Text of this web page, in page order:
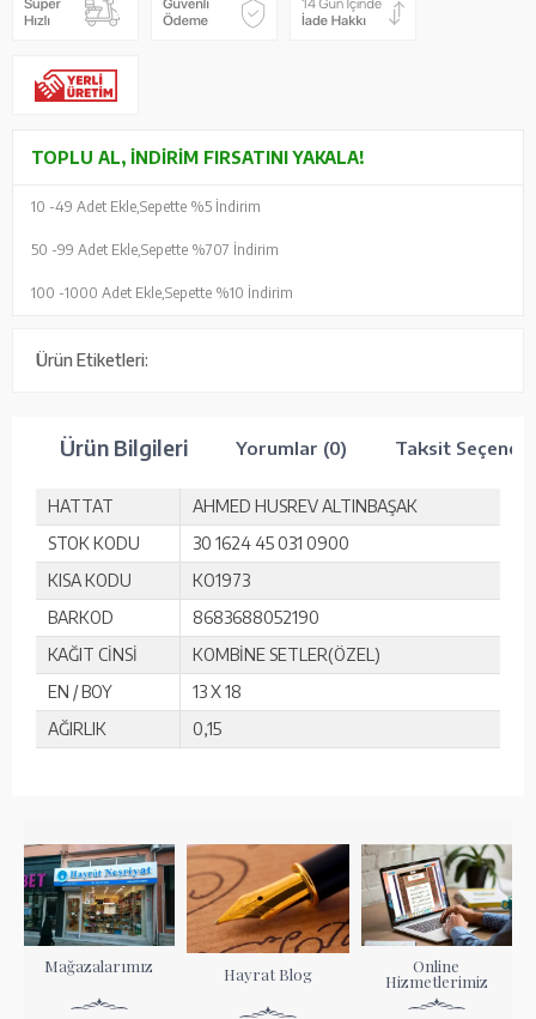
TOPLU AL, İNDIRIM FIRSATINI YAKALA!
10 -49 Adet Ekle, Sepette %5 İndirim
50 -99 Adet Ekle, Sepette %707 İndirim
100 -1000 Adet Ekle, Sepette %10 İndirim
Ürün Etiketleri:
Ürün Bilgileri Yorumlar (0) Taksit
HATTAT
AHMED HUSREV ALTINBAŞAK
STOK KODU
30 1624 45 031 0900
KISA KODU
KO1973
BARKOD
8683688052190
KAĞIT CİNSİ
KOMBİNE SETLER(ÖZEL)
EN / BOY
13 X 18
AĞIRLIK
0,15
Mağazalarımız Hayrat Blog Online
Hizmetlerimiz